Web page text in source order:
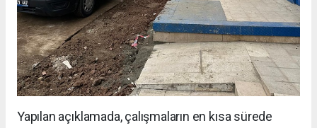
Yapılan açıklamada, çalışmaların en kısa sürede